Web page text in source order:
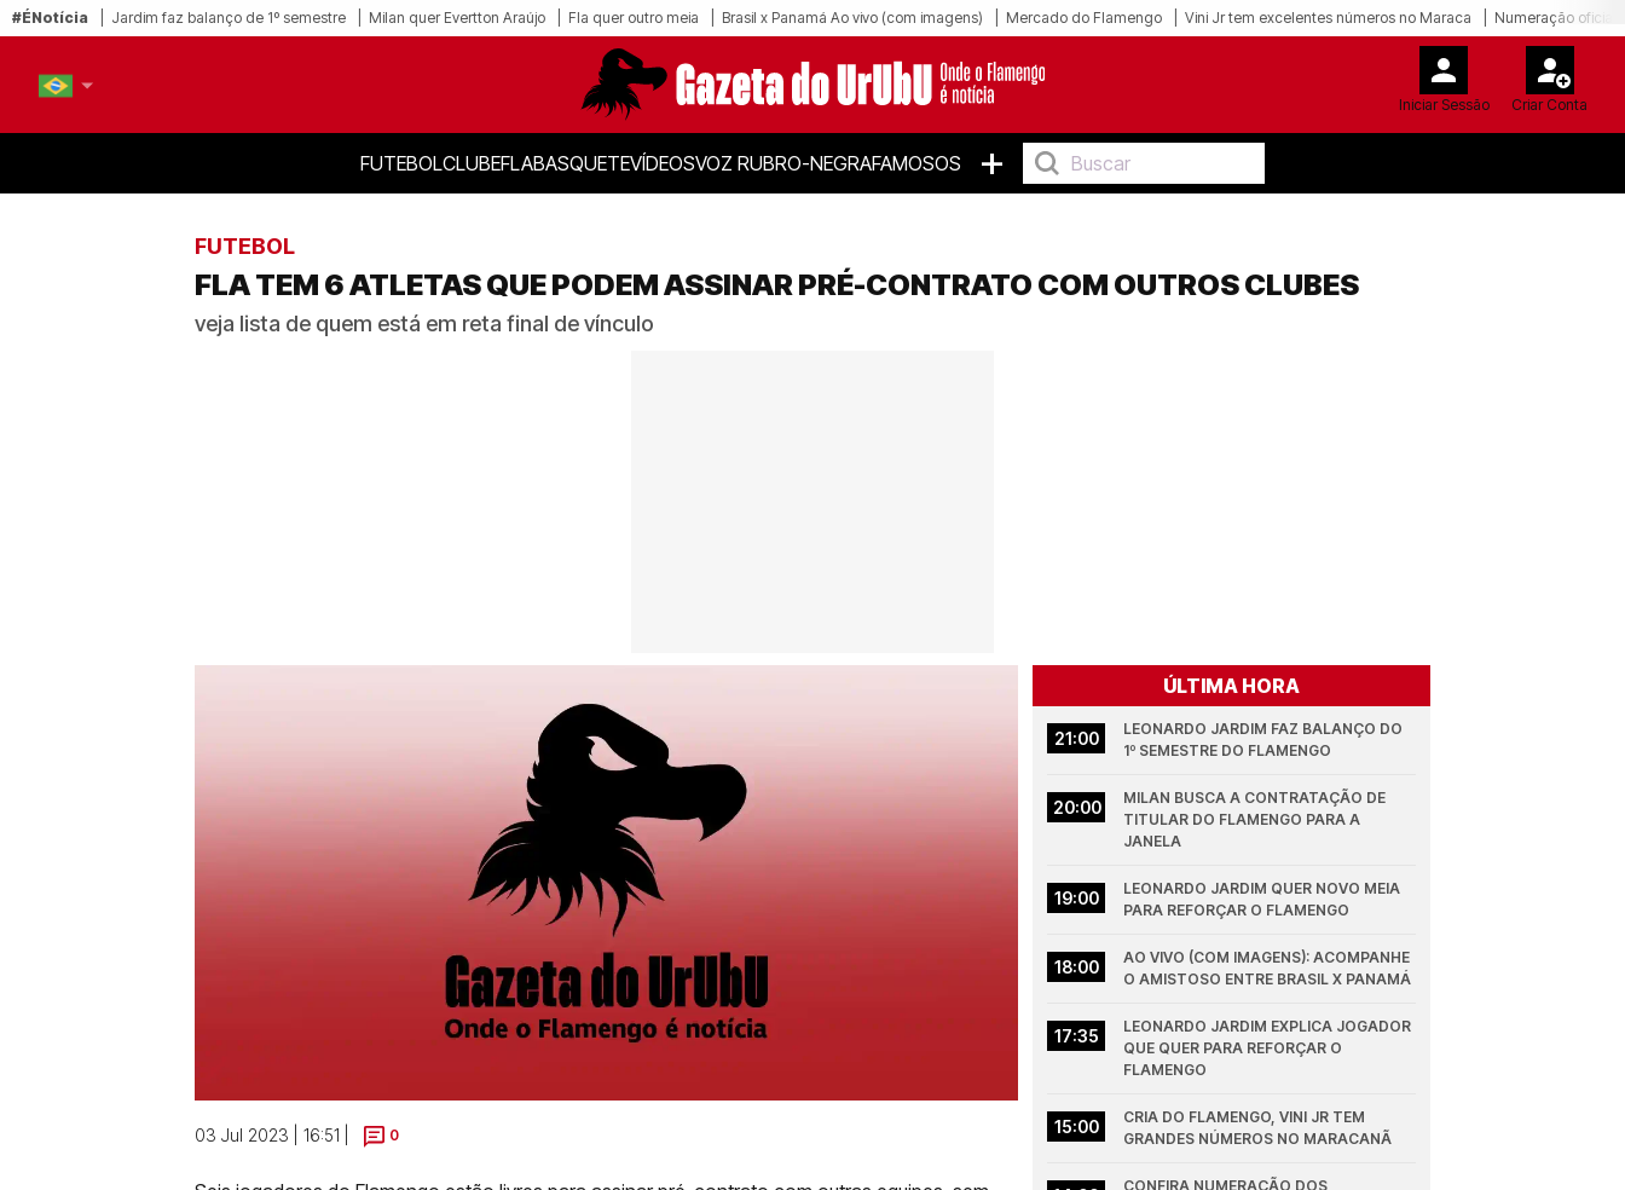
#ÉNotícia Jardim faz balanço de 1º semestre Milan quer Evertton Araújo Fla quer outro meia Brasil x Panamá Ao vivo (com imagens) Mercado do Flamengo Vini Jr tem excelentes números no Maraca Numeração oficial
Iniciar Sessão Criar Conta
FUTEBOLCLUBEFLABASQUETEVÍDEOSVOZ RUBRO-NEGRAFAMOSOS +
FUTEBOL
FLA TEM 6 ATLETAS QUE PODEM ASSINAR PRÉ-CONTRATO COM OUTROS CLUBES
veja lista de quem está em reta final de vínculo
03 Jul 2023 | 16:51 | 0
ÚLTIMA HORA
21:00
LEONARDO JARDIM FAZ BALANÇO DO
1º SEMESTRE DO FLAMENGO
20:00
MILAN BUSCA A CONTRATAÇÃO DE
TITULAR DO FLAMENGO PARA A
JANELA
19:00
LEONARDO JARDIM QUER NOVO MEIA
PARA REFORÇAR O FLAMENGO
18:00
AO VIVO (COM IMAGENS): ACOMPANHE
O AMISTOSO ENTRE BRASIL X PANAMÁ
17:35
LEONARDO JARDIM EXPLICA JOGADOR
QUE QUER PARA REFORÇAR O
FLAMENGO
15:00
CRIA DO FLAMENGO, VINI JR TEM
GRANDES NÚMEROS NO MARACANÃ
CONFIRA NUMERAÇÃO DOS